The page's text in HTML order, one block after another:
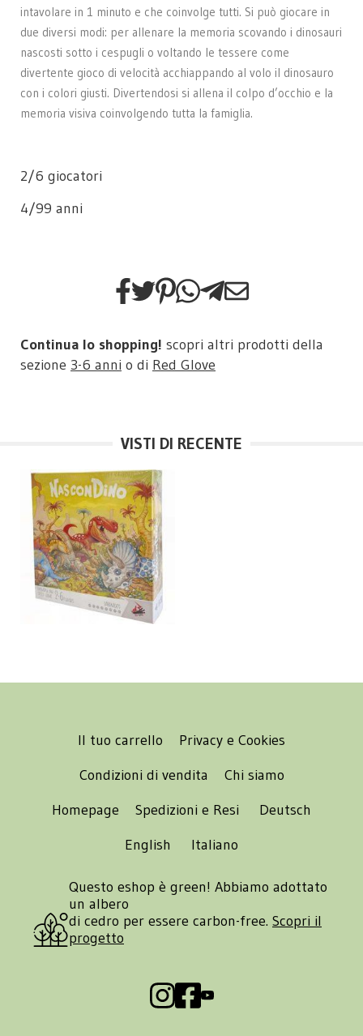
intavolare in 1 minuto e che coinvolge tutti. Si può giocare in
due diversi modi: per allenare la memoria scovando i dinosauri
nascosti sotto i cespugli o voltando le tessere come
divertente gioco di velocità acchiappando al volo il dinosauro
con i colori giusti. Divertendosi si allena il colpo d’occhio e la
memoria visiva coinvolgendo tutta la famiglia.
2/6 giocatori
4/99 anni
Continua lo shopping! scopri altri prodotti della
sezione 3-6 anni o di Red Glove
VISTI DI RECENTE
Il tuo carrello
Privacy e Cookies
Condizioni di vendita
Chi siamo
Homepage
Spedizioni e Resi
Deutsch
English
Italiano
Questo eshop è green! Abbiamo adottato
un albero
di cedro per essere carbon-free. Scopri il
progetto